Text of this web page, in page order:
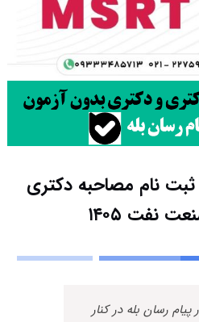
ثبت نام مصاحبه دکتری
نفت ۱۴۰۵
پیام رسان بله در کنار